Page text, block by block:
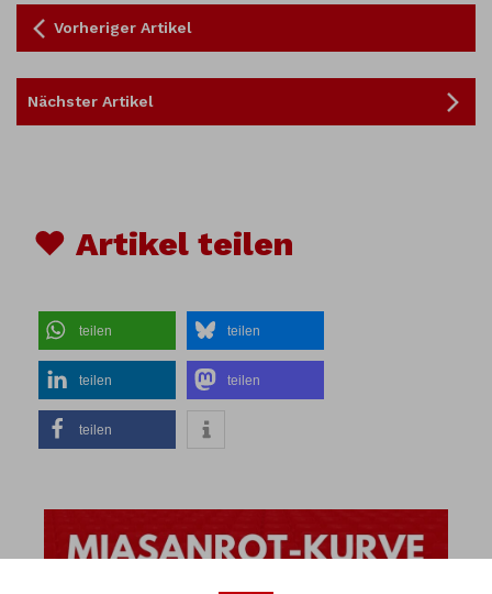
Vorheriger Artikel
Nächster Artikel
♥ Artikel teilen
teilen teilen
teilen teilen
teilen